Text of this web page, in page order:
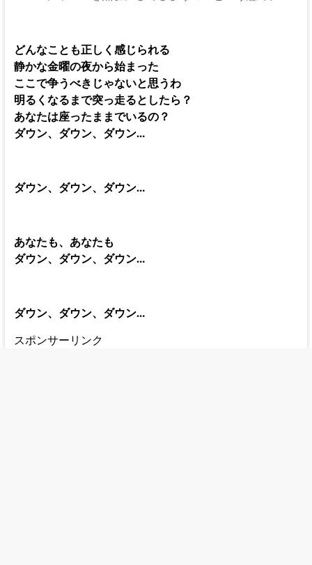
どんなことも正しく感じられる
静かな金曜の夜から始まった
ここで争うべきじゃないと思うわ
明るくなるまで突っ走るとしたら？
あなたは座ったままでいるの？
ダウン、ダウン、ダウン…
ダウン、ダウン、ダウン…
あなたも、あなたも
ダウン、ダウン、ダウン…
ダウン、ダウン、ダウン…
スポンサーリンク